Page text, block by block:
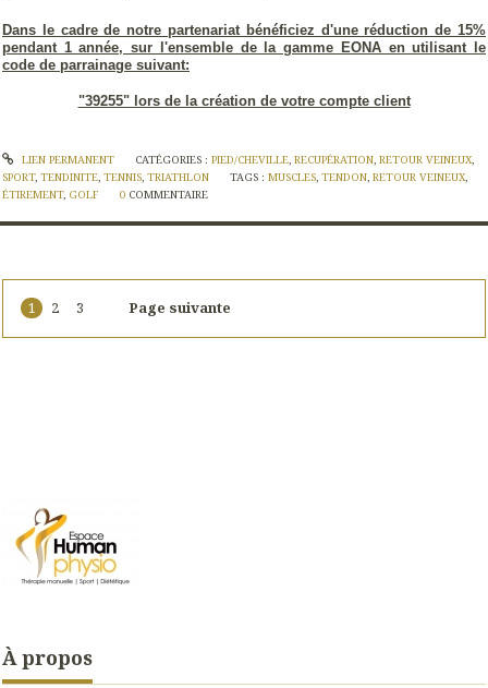
À propos
Dans le cadre de notre partenariat bénéficiez d'une réduction de 15%
pendant 1 année, sur l'ensemble de la gamme EONA en utilisant le
code de parrainage suivant:
"39255" lors de la création de votre compte client
LIEN PERMANENT CATÉGORIES : PIED/CHEVILLE, RECUPÉRATION, RETOUR VEINEUX,
SPORT, TENDINITE, TENNIS, TRIATHLON TAGS :MUSCLES,TENDON,RETOUR VEINEUX,
ÉTIREMENT, GOLF 0 COMMENTAIRE
1 2 3 Page suivante